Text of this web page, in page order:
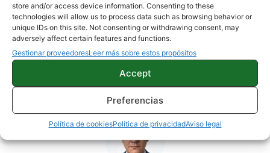
store and/or access device information. Consenting to these
technologies will allow us to process data such as browsing behavior or
unique IDs on this site. Not consenting or withdrawing consent, may
adversely affect certain features and functions.
Gestionar proveedoresLeer más sobre estos propósitos
Accept
Preferencias
Política de cookiesPolítica de privacidadAviso legal
NOTICIAS SAMSUNG